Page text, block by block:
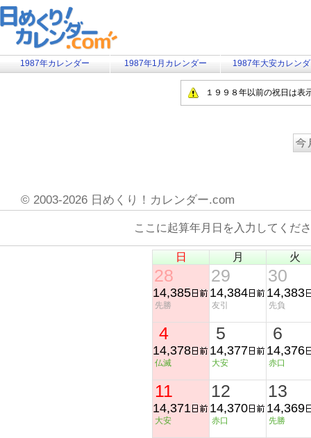
1987年カレンダー 1987年1月カレンダー 1987年大安カレン
１９９８年以前の祝日は表
© 2003-2026 日めくり！カレンダー.com
ここに起算年月日を入力してく
日 月 火
28
14,385
先勝
29
14,384
友引
30
14,383
先負
4
14,378
仏滅
5
14,377
大安
6
14,376
赤口
11
14,371
大安
12
14,370
赤口
13
14,369
先勝